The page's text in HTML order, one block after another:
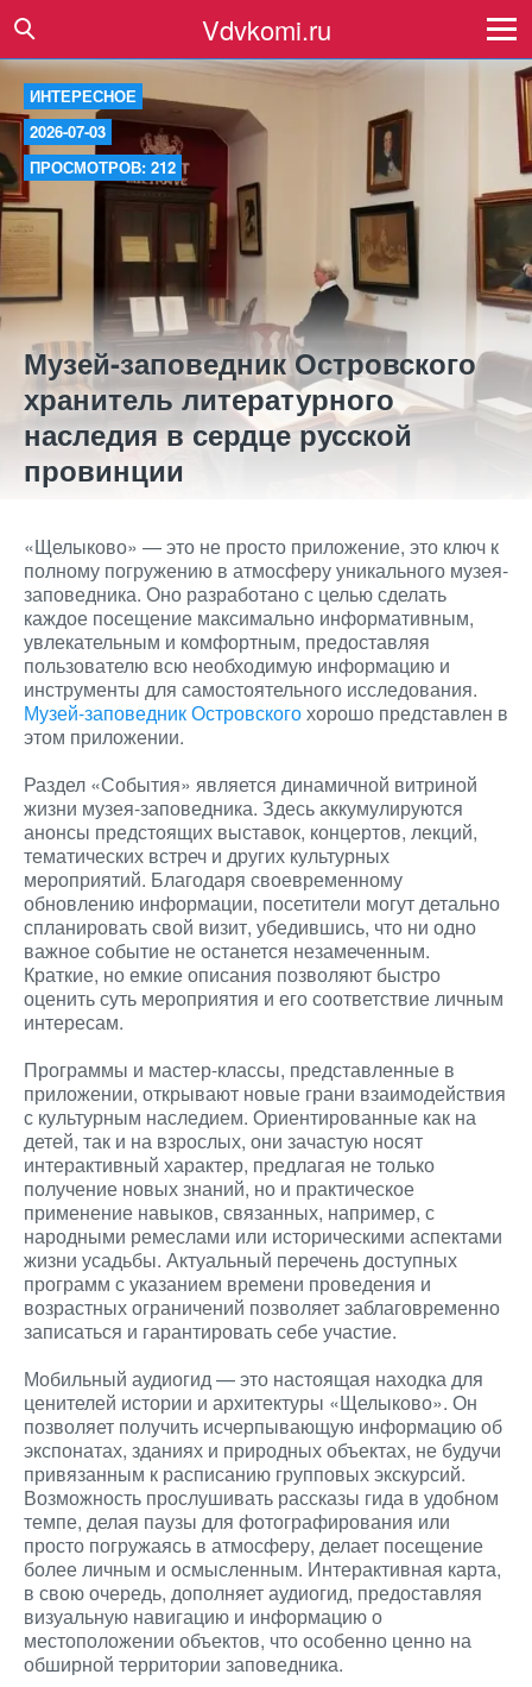
Vdvkomi.ru
ИНТЕРЕСНОЕ
2026-07-03
ПРОСМОТРОВ: 212
Музей-заповедник Островского
хранитель литературного
наследия в сердце русской
провинции
«Щелыково» — это не просто приложение, это ключ к
полному погружению в атмосферу уникального музея-
заповедника. Оно разработано с целью сделать
каждое посещение максимально информативным,
увлекательным и комфортным, предоставляя
пользователю всю необходимую информацию и
инструменты для самостоятельного исследования.
Музей-заповедник Островскогохорошо представлен в
этом приложении.
Раздел «События» является динамичной витриной
жизни музея-заповедника. Здесь аккумулируются
анонсы предстоящих выставок, концертов, лекций,
тематических встреч и других культурных
мероприятий. Благодаря своевременному
обновлению информации, посетители могут детально
спланировать свой визит, убедившись, что ни одно
важное событие не останется незамеченным.
Краткие, но емкие описания позволяют быстро
оценить суть мероприятия и его соответствие личным
интересам.
Программы и мастер-классы, представленные в
приложении, открывают новые грани взаимодействия
с культурным наследием. Ориентированные как на
детей, так и на взрослых, они зачастую носят
интерактивный характер, предлагая не только
получение новых знаний, но и практическое
применение навыков, связанных, например, с
народными ремеслами или историческими аспектами
жизни усадьбы. Актуальный перечень доступных
программ с указанием времени проведения и
возрастных ограничений позволяет заблаговременно
записаться и гарантировать себе участие.
Мобильный аудиогид — это настоящая находка для
ценителей истории и архитектуры «Щелыково». Он
позволяет получить исчерпывающую информацию об
экспонатах, зданиях и природных объектах, не будучи
привязанным к расписанию групповых экскурсий.
Возможность прослушивать рассказы гида в удобном
темпе, делая паузы для фотографирования или
просто погружаясь в атмосферу, делает посещение
более личным и осмысленным. Интерактивная карта,
в свою очередь, дополняет аудиогид, предоставляя
визуальную навигацию и информацию о
местоположении объектов, что особенно ценно на
обширной территории заповедника.